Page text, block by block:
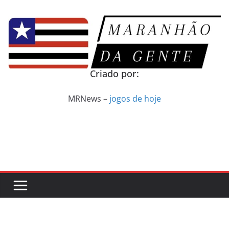
para
conteúdo
Criado por:
MRNews – jogos de hoje